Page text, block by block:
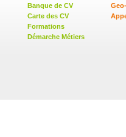
Banque de CV
Carte des CV
Formations
Démarche Métiers